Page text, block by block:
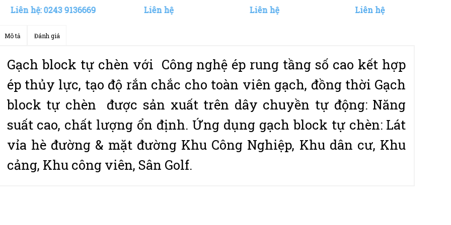
Liên hệ: 0243 9136669 Liên hệ Liên hệ Liên hệ
Mô tả Đánh giá
Gạch block tự chèn với Công nghệ ép rung tầng số cao kết hợp
ép thủy lực, tạo độ rắn chắc cho toàn viên gạch, đồng thời Gạch
block tự chèn được sản xuất trên dây chuyền tự động: Năng
suất cao, chất lượng ổn định. Ứng dụng gạch block tự chèn: Lát
vỉa hè đường & mặt đường Khu Công Nghiệp, Khu dân cư, Khu
cảng, Khu công viên, Sân Golf.